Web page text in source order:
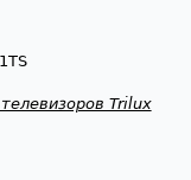
Trilux